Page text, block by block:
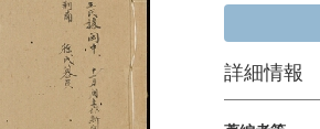
詳細情報